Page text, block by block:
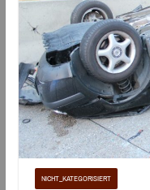
NICHT_KATEGORISIERT